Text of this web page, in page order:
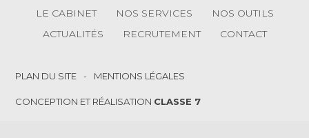
Footer
LE CABINET NOS SERVICES
NOS OUTILS
ACTUALITÉS
RECRUTEMENT CONTACT
Footer
PLAN DU SITE MENTIONS LÉGALES
CONCEPTION ET RÉALISATION CLASSE 7